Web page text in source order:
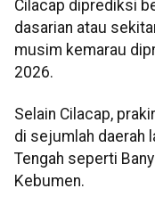
Cilacap diprediksi
dasarian atau
musim kemarau
2026.
Selain Cilacap,
di sejumlah daerah
Tengah seperti
Kebumen.